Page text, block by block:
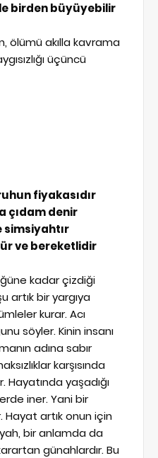
birden büyüyebilir
ölümü akılla kavrama
üçüncü
fiyakasıdır
çıdam denir
ve bereketlidir
kadar çizdiği
artık bir yargıya
kurar. Acı
söyler. Kinin insanı
adına sabır
karşısında
Hayatında yaşadığı
iner. Yani bir
artık onun için
bir anlamda da
günahlardır. Bu